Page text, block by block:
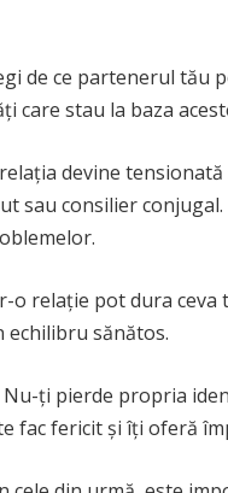
de ce partenerul tău
care stau la baza
devine
sau consilier
o relație pot dura
sănătos.
Nu-ți pierde propria
fac fericit și îți oferă